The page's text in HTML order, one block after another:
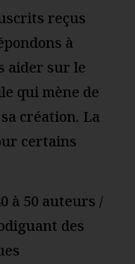
reçus
à
aider sur le
qui mène de
création. La
certains
à 50 auteurs /
des